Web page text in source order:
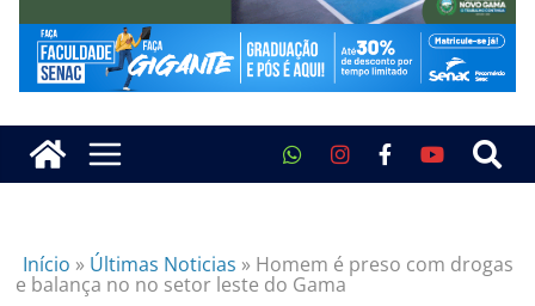
Início » Últimas Noticias » Homem é preso com drogas
e balança no no setor leste do Gama